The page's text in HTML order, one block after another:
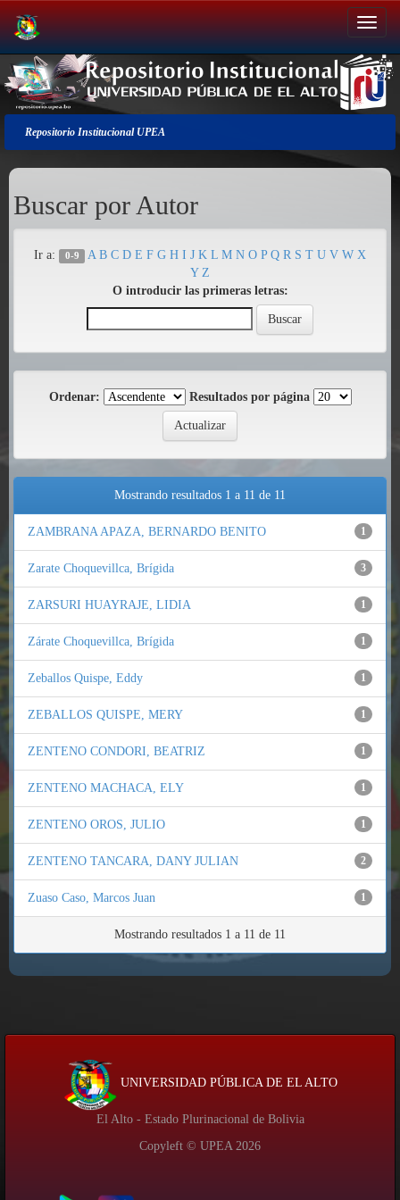
Salir
de
la
navegación
Repositorio Institucional UPEA
Buscar por Autor
Ir a: 0-9 A B C D E F G H I J K L M N O P Q R S T U V W X
Y Z
O introducir las primeras letras:
Ordenar: Resultados por página
Mostrando resultados 1 a 11 de 11
ZAMBRANA APAZA, BERNARDO BENITO 1
Zarate Choquevillca, Brígida 3
ZARSURI HUAYRAJE, LIDIA 1
Zárate Choquevillca, Brígida 1
Zeballos Quispe, Eddy 1
ZEBALLOS QUISPE, MERY 1
ZENTENO CONDORI, BEATRIZ 1
ZENTENO MACHACA, ELY 1
ZENTENO OROS, JULIO 1
ZENTENO TANCARA, DANY JULIAN 2
Zuaso Caso, Marcos Juan 1
Mostrando resultados 1 a 11 de 11
UNIVERSIDAD PÚBLICA DE EL ALTO
El Alto - Estado Plurinacional de Bolivia
Copyleft © UPEA 2026